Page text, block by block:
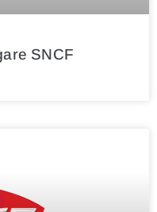
SNCF